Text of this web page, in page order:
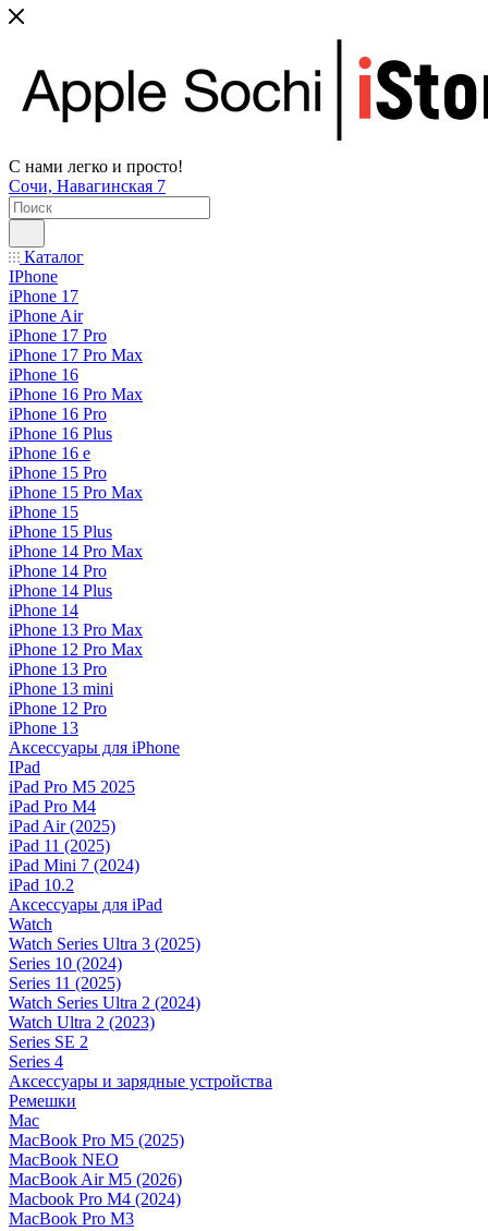
С нами легко и просто!
Сочи, Навагинская 7
Каталог
IPhone
iPhone 17
iPhone Air
iPhone 17 Pro
iPhone 17 Pro Max
iPhone 16
iPhone 16 Pro Max
iPhone 16 Pro
iPhone 16 Plus
iPhone 16 e
iPhone 15 Pro
iPhone 15 Pro Max
iPhone 15
iPhone 15 Plus
iPhone 14 Pro Max
iPhone 14 Pro
iPhone 14 Plus
iPhone 14
iPhone 13 Pro Max
iPhone 12 Pro Max
iPhone 13 Pro
iPhone 13 mini
iPhone 12 Pro
iPhone 13
Аксессуары для iPhone
IPad
iPad Pro M5 2025
iPad Pro M4
iPad Air (2025)
iPad 11 (2025)
iPad Mini 7 (2024)
iPad 10.2
Аксессуары для iPad
Watch
Watch Series Ultra 3 (2025)
Series 10 (2024)
Series 11 (2025)
Watch Series Ultra 2 (2024)
Watch Ultra 2 (2023)
Series SE 2
Series 4
Аксессуары и зарядные устройства
Ремешки
Mac
MacBook Pro M5 (2025)
MacBook NEO
MacBook Air M5 (2026)
Macbook Pro M4 (2024)
MacBook Pro M3